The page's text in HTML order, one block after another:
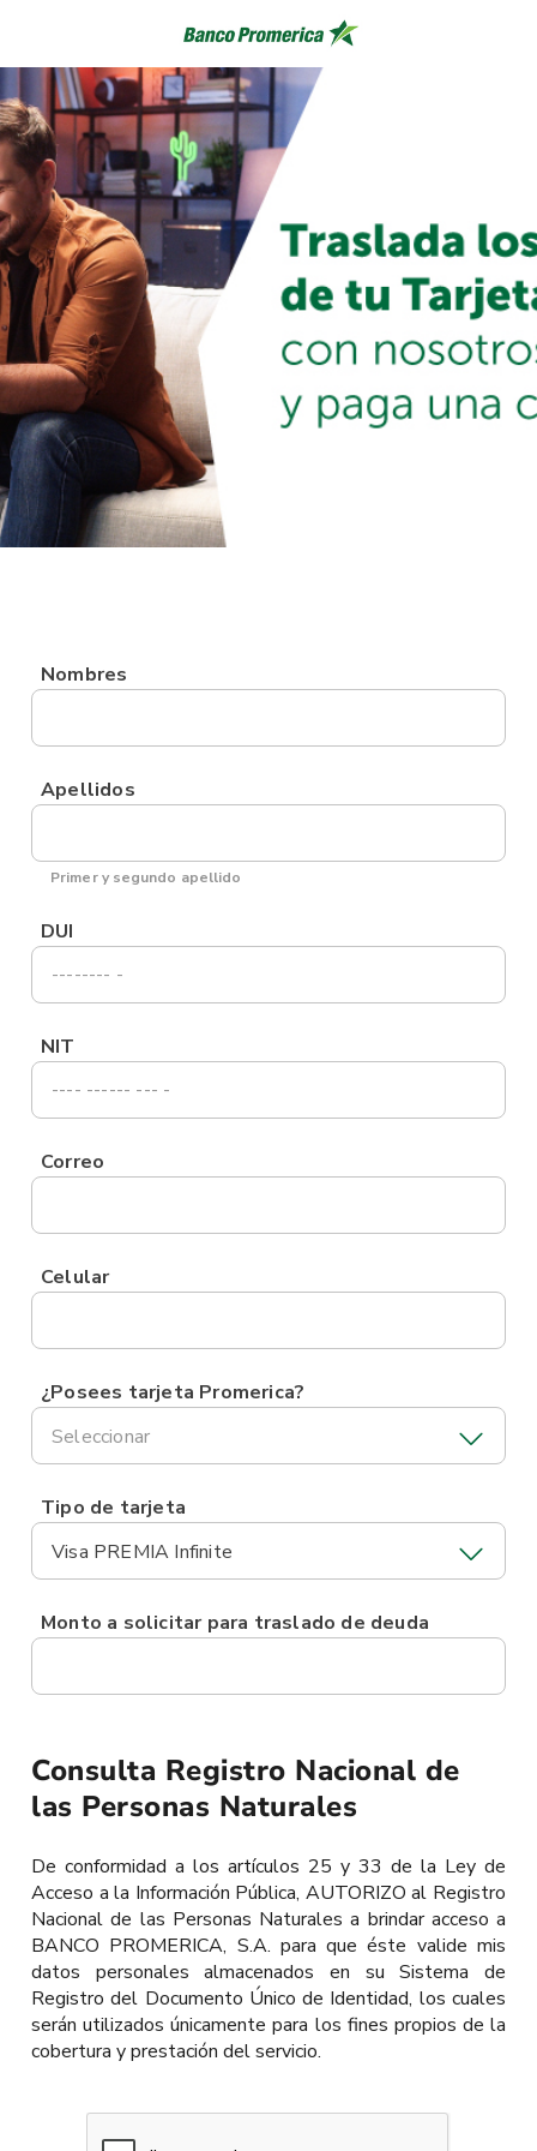
Nombres
Apellidos
Primer y segundo apellido
DUI
NIT
Correo
Celular
¿Posees tarjeta Promerica?
Seleccionar
Tipo de tarjeta
Visa PREMIA Infinite
Monto a solicitar para traslado de deuda
Consulta Registro Nacional de
las Personas Naturales
De conformidad a los artículos 25 y 33 de la Ley de
Acceso a la Información Pública, AUTORIZO al Registro
Nacional de las Personas Naturales a brindar acceso a
BANCO PROMERICA, S.A. para que éste valide mis
datos personales almacenados en su Sistema de
Registro del Documento Único de Identidad, los cuales
serán utilizados únicamente para los fines propios de la
cobertura y prestación del servicio.